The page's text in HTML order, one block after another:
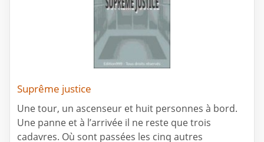
Suprême justice
Une tour, un ascenseur et huit personnes à bord.
Une panne et à l’arrivée il ne reste que trois
cadavres. Où sont passées les cinq autres